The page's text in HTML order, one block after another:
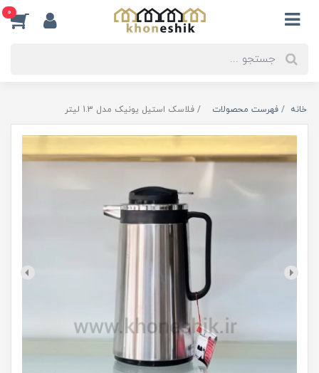
0
خانه فهرست محصولات فلاسک استیل یونیک مدل 1.3 لیتر